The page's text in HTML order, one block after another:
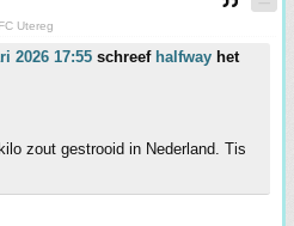
FC Utereg
2026 17:55 schreef halfway het
zout gestrooid in Nederland. Tis